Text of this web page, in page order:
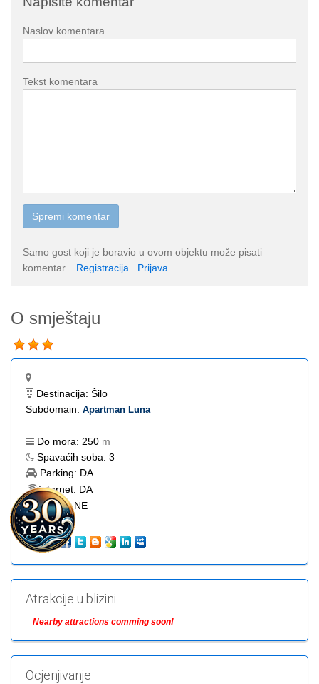
Naslov komentara
Tekst komentara
Samo gost koji je boravio u ovom objektu može pisati
komentar.
Registracija Prijava
O smještaju
Destinacija: Šilo
Subdomain: Apartman Luna
Do mora: 250 m
Spavaćih soba: 3
Parking: DA
Internet: DA
Bazen:NE
Atrakcije u blizini
Nearby attractions comming soon!
Ocjenjivanje